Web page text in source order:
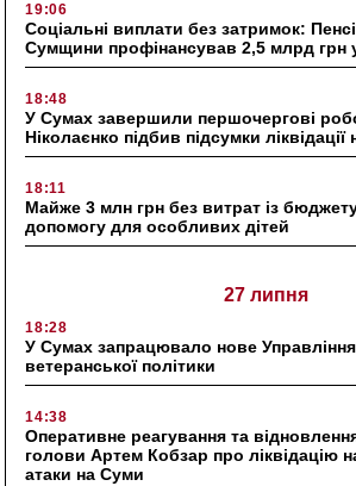
19:06
Соціальні виплати без затримок:
Сумщини профінансував 2,5 млрд грн
18:48
У Сумах завершили першочергові
Ніколаєнко підбив підсумки ліквідації
18:11
Майже 3 млн грн без витрат із
допомогу для особливих дітей
27 липня
18:28
У Сумах запрацювало нове
ветеранської політики
14:38
Оперативне реагування та
голови Артем Кобзар про ліквідацію
атаки на Суми